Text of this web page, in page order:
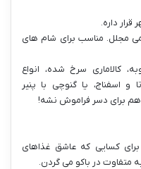
داره.
مجلل. مناسب برای شام های
کالاماری سرخ شده، انواع
و اسفناج، یا گنوچی با پنیر
هم برای دسر فراموش نشه!
برای کسایی که عاشق غذاهای
متفاوت در باکو می گردن.